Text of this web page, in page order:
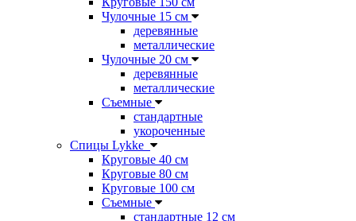
Чулочные 15 см
деревянные
металлические
Чулочные 20 см
деревянные
металлические
Съемные
стандартные
укороченные
Спицы Lykke
Круговые 40 см
Круговые 80 см
Круговые 100 см
Съемные
стандартные 12 см